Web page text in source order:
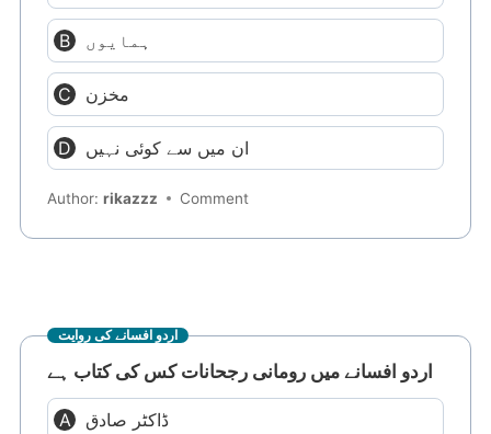
ہمایوں
مخزن
ان میں سے کوئی نہیں
Author:rikazzz Comment
اردو افسانے کی روایت
اردو افسانے میں رومانی رجحانات کس کی کتاب ہے
ڈاکٹر صادق